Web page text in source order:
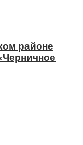
районе